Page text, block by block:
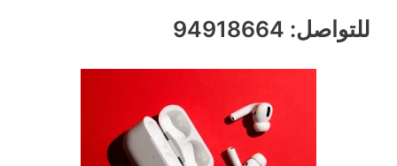
للتواصل: 94918664